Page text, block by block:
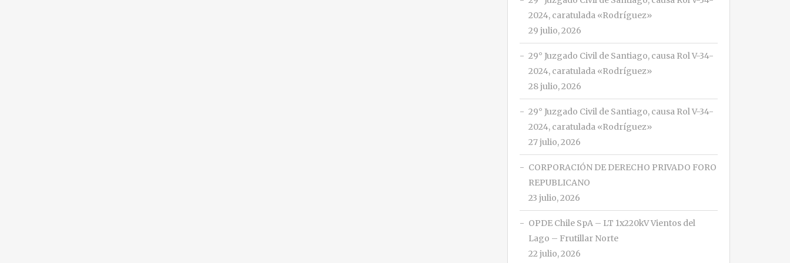
2024, caratulada «Rodríguez»
29 julio, 2026
29° Juzgado Civil de Santiago, causa Rol V-34-
2024, caratulada «Rodríguez»
28 julio, 2026
29° Juzgado Civil de Santiago, causa Rol V-34-
2024, caratulada «Rodríguez»
27 julio, 2026
CORPORACIÓN DE DERECHO PRIVADO FORO
REPUBLICANO
23 julio, 2026
OPDE Chile SpA – LT 1x220kV Vientos del
Lago – Frutillar Norte
22 julio, 2026